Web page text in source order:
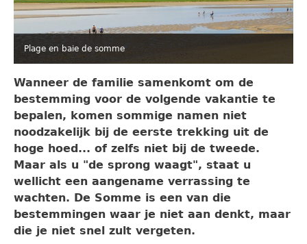
Plage en baie de somme
Wanneer de familie samenkomt om de
bestemming voor de volgende vakantie te
bepalen, komen sommige namen niet
noodzakelijk bij de eerste trekking uit de
hoge hoed... of zelfs niet bij de tweede.
Maar als u "de sprong waagt", staat u
wellicht een aangename verrassing te
wachten. De Somme is een van die
bestemmingen waar je niet aan denkt, maar
die je niet snel zult vergeten.